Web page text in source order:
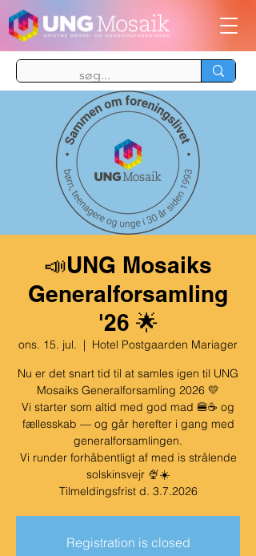
📣UNG Mosaiks
Generalforsamling
'26 🌟
ons. 15. jul.
  |
Hotel Postgaarden Mariager
Nu er det snart tid til at samles igen til UNG
Mosaiks Generalforsamling 2026 💛
Vi starter som altid med god mad 🍔☕ og
fællesskab — og går herefter i gang med
generalforsamlingen.
Vi runder forhåbentligt af med is strålende
solskinsvejr 🍨☀️
Tilmeldingsfrist d. 3.7.2026
Registration is closed